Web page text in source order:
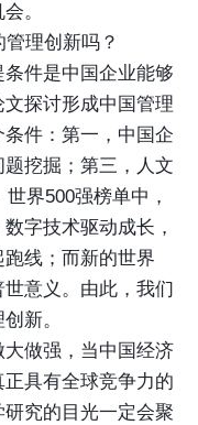
。
理创新吗？
件是中国企业能够
探讨形成中国管理
件：第一，中国企
挖掘；第三，人文
界500强榜单中，
字技术驱动成长，
线；而新的世界
意义。由此，我们
新。
做强，当中国经济
具有全球竞争力的
究的目光一定会聚